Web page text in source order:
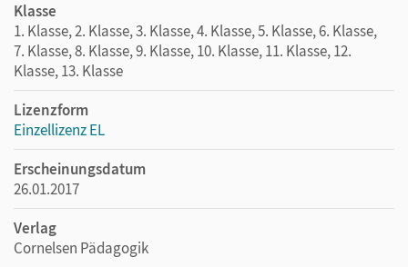
Klasse
1. Klasse, 2. Klasse, 3. Klasse, 4. Klasse, 5. Klasse, 6. Klasse,
7. Klasse, 8. Klasse, 9. Klasse, 10. Klasse, 11. Klasse, 12.
Klasse, 13. Klasse
Lizenzform
Einzellizenz EL
Erscheinungsdatum
26.01.2017
Verlag
Cornelsen Pädagogik